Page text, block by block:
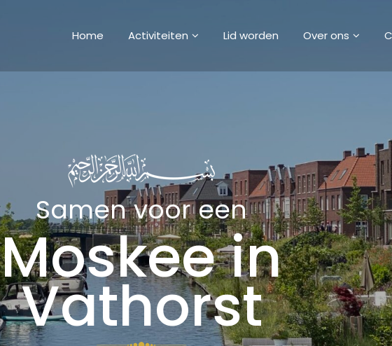
Home Activiteiten Lid worden Over ons
Samen voor een
Moskee in
Vathorst